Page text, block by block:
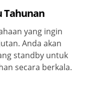
Tahunan
yang ingin
Anda akan
standby untuk
secara berkala.